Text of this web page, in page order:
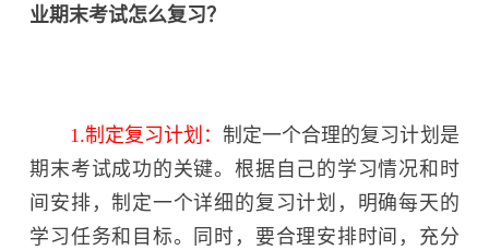
业期末考试怎么复习？
1.制定复习计划： 制定一个合理的复习计划是
期末考试成功的关键。根据自己的学习情况和时
间安排，制定一个详细的复习计划，明确每天的
学习任务和目标。同时，要合理安排时间，充分